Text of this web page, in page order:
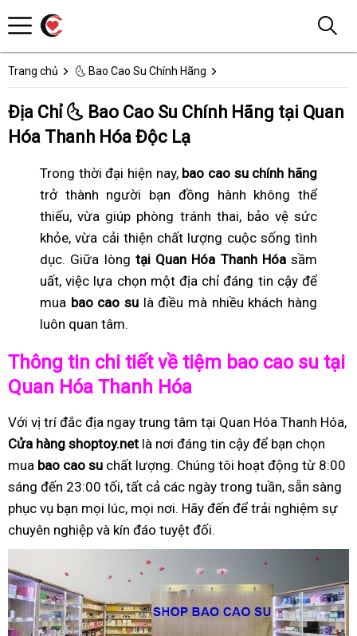
Trang chủ 🌜 Bao Cao Su Chính Hãng
Địa Chỉ 🌜 Bao Cao Su Chính Hãng tại Quan
Hóa Thanh Hóa Độc Lạ
Trong thời đại hiện nay, bao cao su chính hãng
trở thành người bạn đồng hành không thể
thiếu, vừa giúp phòng tránh thai, bảo vệ sức
khỏe, vừa cải thiện chất lượng cuộc sống tình
dục. Giữa lòng tại Quan Hóa Thanh Hóasầm
uất, việc lựa chọn một địa chỉ đáng tin cậy để
mua bao cao su là điều mà nhiều khách hàng
luôn quan tâm.
Thông tin chi tiết về tiệm bao cao su tại
Quan Hóa Thanh Hóa
Với vị trí đắc địa ngay trung tâm tại Quan Hóa Thanh Hóa,
Cửa hàng shoptoy.net là nơi đáng tin cậy để bạn chọn
mua bao cao su chất lượng. Chúng tôi hoạt động từ 8:00
sáng đến 23:00 tối, tất cả các ngày trong tuần, sẵn sàng
phục vụ bạn mọi lúc, mọi nơi. Hãy đến để trải nghiệm sự
chuyên nghiệp và kín đáo tuyệt đối.